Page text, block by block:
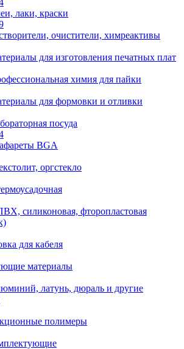
лаки, краски
очистители, химреактивы
для изготовления печатных плат
химия для пайки
для формовки и отливки
посуда
BGA
оргстекло
силиконовая, фторопластовая
для кабеля
материалы
латунь, дюраль и другие
полимеры